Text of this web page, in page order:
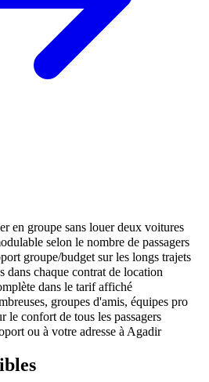
en groupe sans louer deux voitures
selon le nombre de passagers
groupe/budget sur les longs trajets
chaque contrat de location
dans le tarif affiché
groupes d'amis, équipes pro
le confort de tous les passagers
ou à votre adresse à Agadir